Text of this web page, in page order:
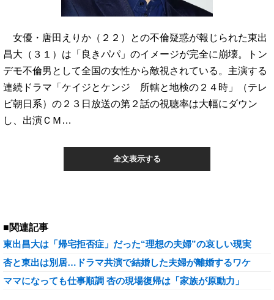
女優・唐田えりか（２２）との不倫疑惑が報じられた東出
昌大（３１）は「良きパパ」のイメージが完全に崩壊。トン
デモ不倫男として全国の女性から敵視されている。主演する
連続ドラマ「ケイジとケンジ 所轄と地検の２４時」（テレ
ビ朝日系）の２３日放送の第２話の視聴率は大幅にダウン
し、出演ＣＭ…
全文表示する
■関連記事
東出昌大は「帰宅拒否症」だった“理想の夫婦”の哀しい現実
杏と東出は別居…ドラマ共演で結婚した夫婦が離婚するワケ
ママになっても仕事順調 杏の現場復帰は「家族が原動力」